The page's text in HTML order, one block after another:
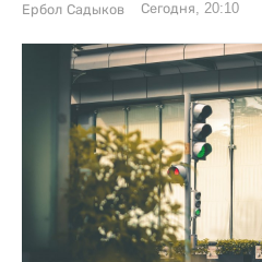
Ербол Садыков Сегодня, 20:10